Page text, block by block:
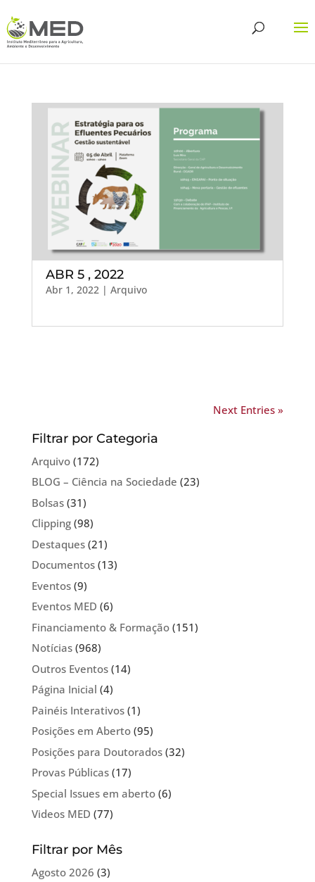
ABR 5 , 2022
Abr 1, 2022| Arquivo
Next Entries »
Filtrar por Categoria
Arquivo(172)
BLOG – Ciência na Sociedade (23)
Bolsas(31)
Clipping(98)
Destaques(21)
Documentos(13)
Eventos(9)
Eventos MED (6)
Financiamento & Formação(151)
Notícias(968)
Outros Eventos(14)
Página Inicial (4)
Painéis Interativos(1)
Posições em Aberto(95)
Posições para Doutorados(32)
Provas Públicas(17)
Special Issues em aberto(6)
Videos MED (77)
Filtrar por Mês
Agosto 2026 (3)